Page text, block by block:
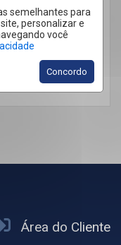
semelhantes para
personalizar e
você
Concordo
Área do Cliente